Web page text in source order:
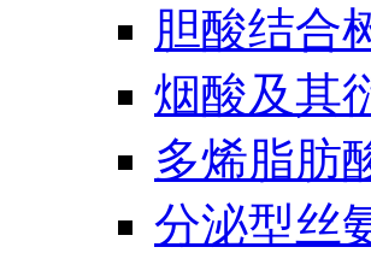
胆酸结合
烟酸及其
多烯脂肪
分泌型丝